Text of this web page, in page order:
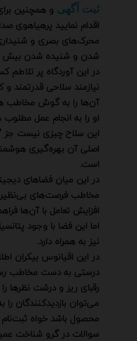
ثبت آگهی و همچنین
اقدام نمایید پرهیاهوی
محرک‌های بصری و
شدن و شنیده شدن بیش
در این آوردگاه پر تلاطم
نیازمند سلاحی قدرتمند و
آن‌ها را به گوش مخاطب
او را به انجام عمل
این سلاح چیزی نیست جز
اصلی آن بهره‌گیری
است.
در این میان فضاهای
مخاطب فرصت‌های بی‌نظیری
افزایش تعامل با آن‌ها
اما این فضا با وجود
نیز به همراه دارد.
در این اقیانوس بیکران
درستی به دست مخاطب
رقبای ریز و درشت نظرها
می‌توان بازدیدکنندگان
محصول باشد خواه
سوالات در گرو شناخت